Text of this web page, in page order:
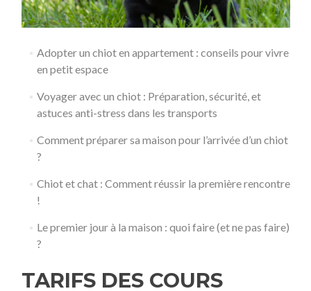
Adopter un chiot en appartement : conseils pour vivre
en petit espace
Voyager avec un chiot : Préparation, sécurité, et
astuces anti-stress dans les transports
Comment préparer sa maison pour l’arrivée d’un chiot
?
Chiot et chat : Comment réussir la première rencontre
!
Le premier jour à la maison : quoi faire (et ne pas faire)
?
TARIFS DES COURS